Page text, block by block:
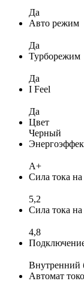
Да
Авто режим
Да
Турборежим
Да
I Feel
Да
Цвет
Черный
A+
Сила тока
5,2
Сила тока
4,8
Внутренний
Автомат